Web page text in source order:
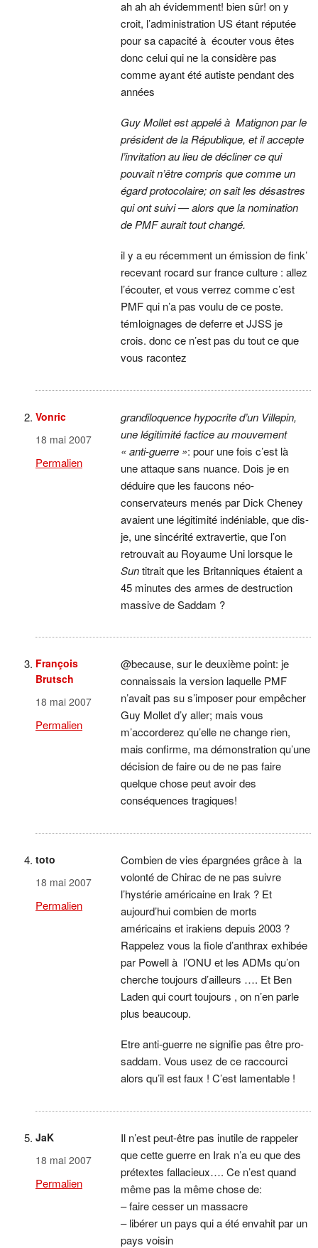
ah ah ah évidemment! bien sûr! on y
croit, l’administration US étant réputée
pour sa capacité à écouter vous êtes
donc celui qui ne la considère pas
comme ayant été autiste pendant des
années
Guy Mollet est appelé à Matignon par le
président de la République, et il accepte
l’invitation au lieu de décliner ce qui
pouvait n’être compris que comme un
égard protocolaire; on sait les désastres
qui ont suivi — alors que la nomination
de PMF aurait tout changé.
il y a eu récemment un émission de fink’
recevant rocard sur france culture : allez
l’écouter, et vous verrez comme c’est
PMF qui n’a pas voulu de ce poste.
témloignages de deferre et JJSS je
crois. donc ce n’est pas du tout ce que
vous racontez
Vonric
18 mai 2007
Permalien
grandiloquence hypocrite d’un Villepin,
une légitimité factice au mouvement
« anti-guerre »: pour une fois c’est là
une attaque sans nuance. Dois je en
déduire que les faucons néo-
conservateurs menés par Dick Cheney
avaient une légitimité indéniable, que dis-
je, une sincérité extravertie, que l’on
retrouvait au Royaume Uni lorsque le
Suntitrait que les Britanniques étaient a
45 minutes des armes de destruction
massive de Saddam ?
François
Brutsch
18 mai 2007
Permalien
@because, sur le deuxième point: je
connaissais la version laquelle PMF
n’avait pas su s’imposer pour empêcher
Guy Mollet d’y aller; mais vous
m’accorderez qu’elle ne change rien,
mais confirme, ma démonstration qu’une
décision de faire ou de ne pas faire
quelque chose peut avoir des
conséquences tragiques!
toto
18 mai 2007
Permalien
Combien de vies épargnées grâce à la
volonté de Chirac de ne pas suivre
l’hystérie américaine en Irak ? Et
aujourd’hui combien de morts
américains et irakiens depuis 2003 ?
Rappelez vous la fiole d’anthrax exhibée
par Powell à l’ONU et les ADMs qu’on
cherche toujours d’ailleurs …. Et Ben
Laden qui court toujours , on n’en parle
plus beaucoup.
Etre anti-guerre ne signifie pas être pro-
saddam. Vous usez de ce raccourci
alors qu’il est faux ! C’est lamentable !
JaK
18 mai 2007
Permalien
Il n’est peut-être pas inutile de rappeler
que cette guerre en Irak n’a eu que des
prétextes fallacieux…. Ce n’est quand
même pas la même chose de:
– faire cesser un massacre
– libérer un pays qui a été envahit par un
pays voisin